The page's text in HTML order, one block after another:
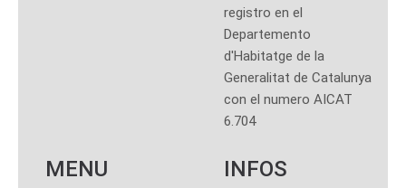
registro en el
Departemento
d'Habitatge de la
Generalitat de Catalunya
con el numero AICAT
6.704
MENU INFOS